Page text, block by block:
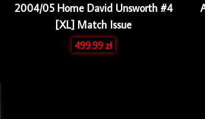
2004/05 Home David Unsworth #4
[XL] Match Issue
499.99zł